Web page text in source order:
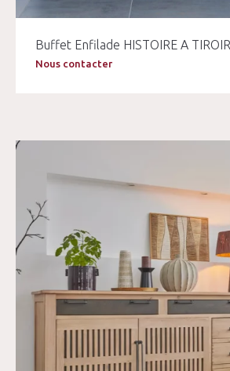
Buffet Enfilade HISTOIRE A
Nous contacter